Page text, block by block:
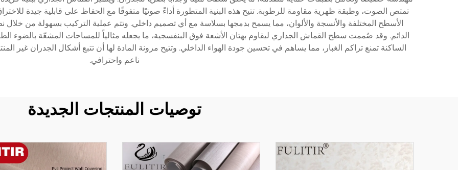
تمتص الصوت، وطبقة ظهرية مقاومة للرطوبة. تتيح هذه البنية المتطورة أداءً صوتيًا متفوقًا مع الحفاظ على قابلية جيدة
الأسطح المختلفة والأنسجة والألوان، مما يسمح بدمجها بسلاسة مع أي تصميم داخلي. وتتم عملية التركيب بسهولة من
الدائم. وقد صُممت سطح القماش الجداري ليقاوم بهتان الأشعة فوق البنفسجية، ما يجعله مثالياً للمساحات المشعّة بالضوء
الساكنة تمنع تراكم الغبار، مما يساهم في تحسين جودة الهواء الداخلي. وتتيح مرونة المادة لها أن تتبع أشكال الجدران غير
ناعم واحترافي.
توصيات المنتجات الجديدة